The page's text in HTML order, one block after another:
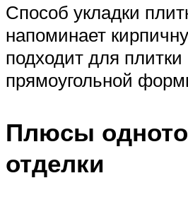
Способ укладки
напоминает
подходит для плитки
прямоугольной
Плюсы
отделки